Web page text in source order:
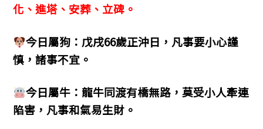
化、進塔、安葬、立碑。
今日屬狗：戊戌66歲正沖日，凡事要小心謹
慎，諸事不宜。
今日屬牛：龍牛同渡有橋無路，莫受小人牽連
陷害，凡事和氣易生財。